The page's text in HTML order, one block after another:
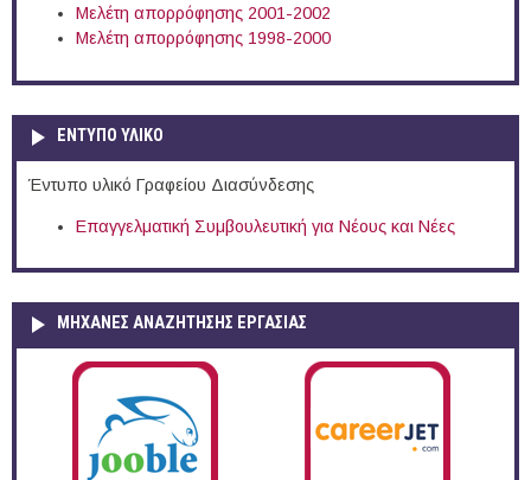
Μελέτη απορρόφησης 2001-2002
Μελέτη απορρόφησης 1998-2000
ΕΝΤΥΠΟ ΥΛΙΚΟ
Έντυπο υλικό Γραφείου Διασύνδεσης
Επαγγελματική Συμβουλευτική για Νέους και Νέες
ΜΗΧΑΝΕΣ ΑΝΑΖΗΤΗΣΗΣ ΕΡΓΑΣΙΑΣ